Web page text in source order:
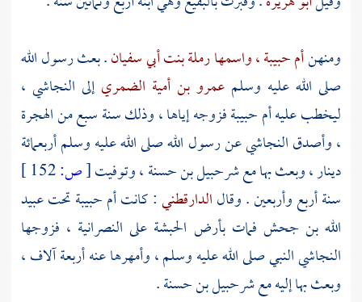
ومنهنأم حبيبة ، واسمها رملة بنت أبي سفيان. بعث رسول الله
صلى الله عليه وسلمعمرو بن أمية الضمريإلى النجاشي ،
ليخطب عليهأم حبيبةفزوجه إياها ، وذلك سنة سبع من الهجرة
، وأصدقالنجاشيعن رسول الله صلى الله عليه وسلم أربعمائة
دينار ، وبعث بها معشرحبيل بن حسنة، وتوفيت[ص:
سنة أربع وأربعين . وقالالدارقطني: كانتأم حبيبةتحتعبيد
الله بن جحش فمات بأرض الحبشة على النصرانية ، فزوجها
النجاشيالنبي صلى الله عليه وسلم ، وأمهرها عنه أربعة آلاف ،
وبعث بها إليه معشرحبيل بن حسنة.